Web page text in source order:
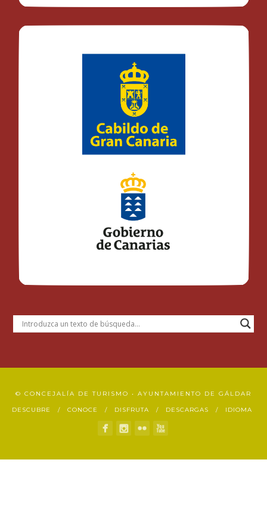
© CONCEJALÍA DE TURISMO • AYUNTAMIENTO DE GÁLDAR
DESCUBRE CONOCE DISFRUTA DESCARGAS IDIOMA